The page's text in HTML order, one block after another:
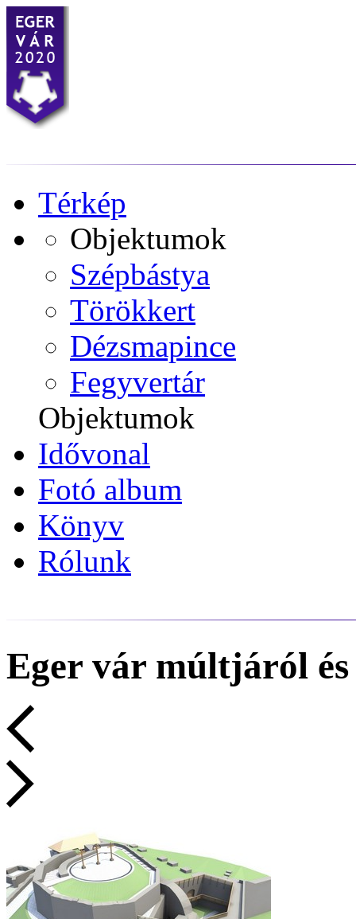
Térkép
Objektumok
Szépbástya
Törökkert
Dézsmapince
Fegyvertár
Objektumok
Idővonal
Fotó album
Könyv
Rólunk
Eger vár múltjáról